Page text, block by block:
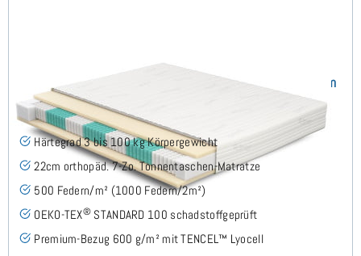
SERA H3 (TENCEL™ Lyocell) TTFK-Matratze 160x200 cm
Härtegrad 3 bis 100 kg Körpergewicht
22cm orthopäd. 7-Zo. Tonnentaschen-Matratze
500 Federn/m² (1000 Federn/2m²)
OEKO-TEX® STANDARD 100 schadstoffgeprüft
Premium-Bezug 600 g/m² mit TENCEL™ Lyocell